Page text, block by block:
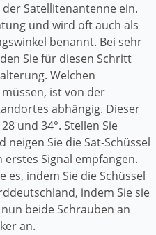
Satellitenantenne ein.
und wird oft auch als
benannt. Bei sehr
Sie für diesen Schritt
Welchen
ist von der
abhängig. Dieser
und 34°. Stellen Sie
neigen Sie die Sat-Schüssel
erstes Signal empfangen.
es, indem Sie die Schüssel
indem Sie sie
beide Schrauben an
an.